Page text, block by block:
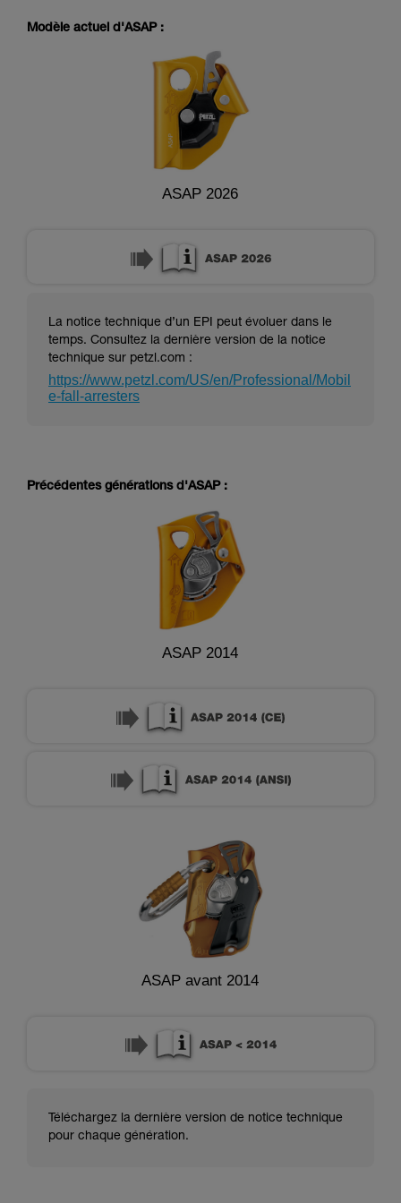
d’informations.
formation et un entraînement spécifique. Validez
avec un professionnel votre capacité à refaire
la manipulation, seul, en toute sécurité, avant
de la reproduire en autonomie.
Nous donnons des exemples de techniques
liées à votre activité. Il peut en exister d’autres
que nous ne décrivons pas ici.
Modèle actuel d'ASAP :
ASAP 2026
La notice technique d’un EPI peut évoluer dans le
temps. Consultez la dernière version de la notice
technique sur petzl.com :
https://www.petzl.com/US/en/Professional/Mobil
e-fall-arresters
Précédentes générations d'ASAP :
ASAP 2014
ASAP avant 2014
Téléchargez la dernière version de notice technique
pour chaque génération.